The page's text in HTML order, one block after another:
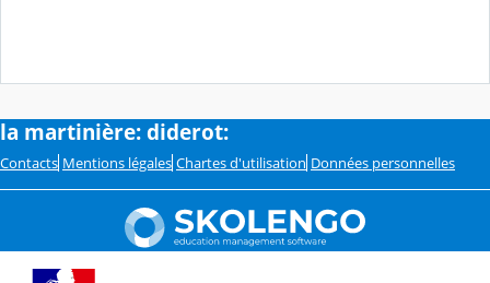
la martinière: diderot:
Contacts Mentions légales Chartes d'utilisation Données personnelles